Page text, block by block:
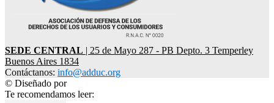
SEDE CENTRAL | 25 de Mayo 287 - PB Depto. 3 Temperley
Buenos Aires 1834
Contáctanos: info@adduc.org
© Diseñado por
Te recomendamos leer: